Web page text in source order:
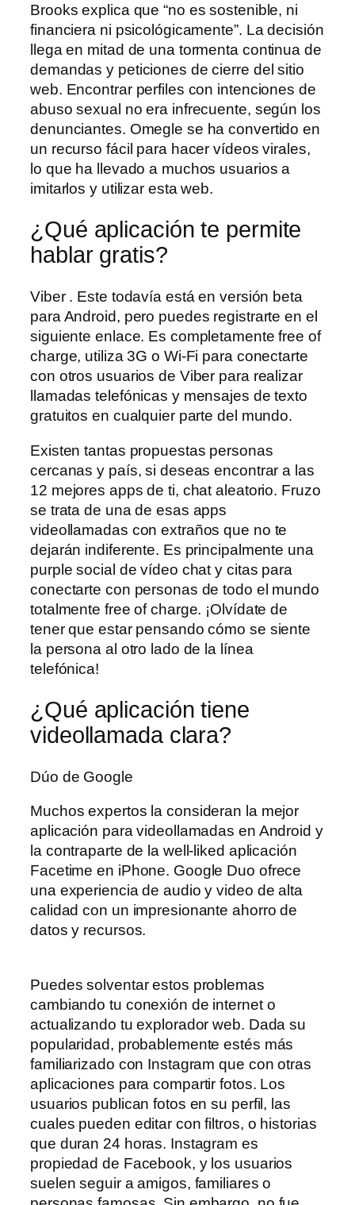
Brooks explica que “no es sostenible, ni
financiera ni psicológicamente”. La decisión
llega en mitad de una tormenta continua de
demandas y peticiones de cierre del sitio
web. Encontrar perfiles con intenciones de
abuso sexual no era infrecuente, según los
denunciantes. Omegle se ha convertido en
un recurso fácil para hacer vídeos virales,
lo que ha llevado a muchos usuarios a
imitarlos y utilizar esta web.
¿Qué aplicación te permite
hablar gratis?
Viber . Este todavía está en versión beta
para Android, pero puedes registrarte en el
siguiente enlace. Es completamente free of
charge, utiliza 3G o Wi-Fi para conectarte
con otros usuarios de Viber para realizar
llamadas telefónicas y mensajes de texto
gratuitos en cualquier parte del mundo.
Existen tantas propuestas personas
cercanas y país, si deseas encontrar a las
12 mejores apps de ti, chat aleatorio. Fruzo
se trata de una de esas apps
videollamadas con extraños que no te
dejarán indiferente. Es principalmente una
purple social de vídeo chat y citas para
conectarte con personas de todo el mundo
totalmente free of charge. ¡Olvídate de
tener que estar pensando cómo se siente
la persona al otro lado de la línea
telefónica!
¿Qué aplicación tiene
videollamada clara?
Dúo de Google
Muchos expertos la consideran la mejor
aplicación para videollamadas en Android y
la contraparte de la well-liked aplicación
Facetime en iPhone. Google Duo ofrece
una experiencia de audio y video de alta
calidad con un impresionante ahorro de
datos y recursos.
Puedes solventar estos problemas
cambiando tu conexión de internet o
actualizando tu explorador web. Dada su
popularidad, probablemente estés más
familiarizado con Instagram que con otras
aplicaciones para compartir fotos. Los
usuarios publican fotos en su perfil, las
cuales pueden editar con filtros, o historias
que duran 24 horas. Instagram es
propiedad de Facebook, y los usuarios
suelen seguir a amigos, familiares o